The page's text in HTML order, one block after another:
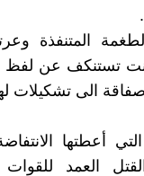
المتنفذة
تستنكف عن لفظ
الى تشكيلات
أعطتها
العمد